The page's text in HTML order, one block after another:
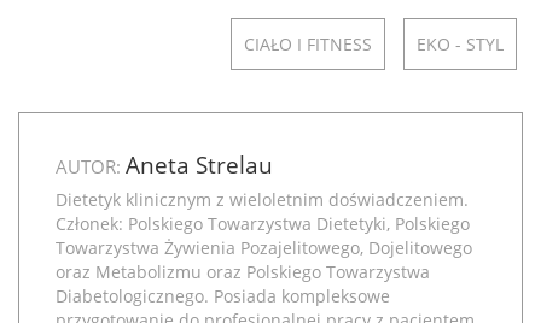
CIAŁO I FITNESS EKO - STYL
AUTOR: Aneta Strelau
Dietetyk klinicznym z wieloletnim doświadczeniem.
Członek: Polskiego Towarzystwa Dietetyki, Polskiego
Towarzystwa Żywienia Pozajelitowego, Dojelitowego
oraz Metabolizmu oraz Polskiego Towarzystwa
Diabetologicznego. Posiada kompleksowe